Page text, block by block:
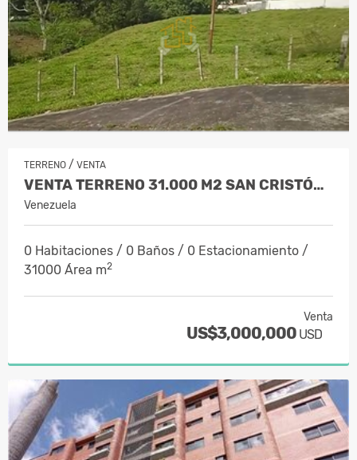
TERRENO / VENTA
VENTA TERRENO 31.000 M2 SAN CRISTÓBAL
Venezuela
0 Habitaciones / 0 Baños / 0 Estacionamiento /
31000 Área m2
Venta
US$3,000,000 USD